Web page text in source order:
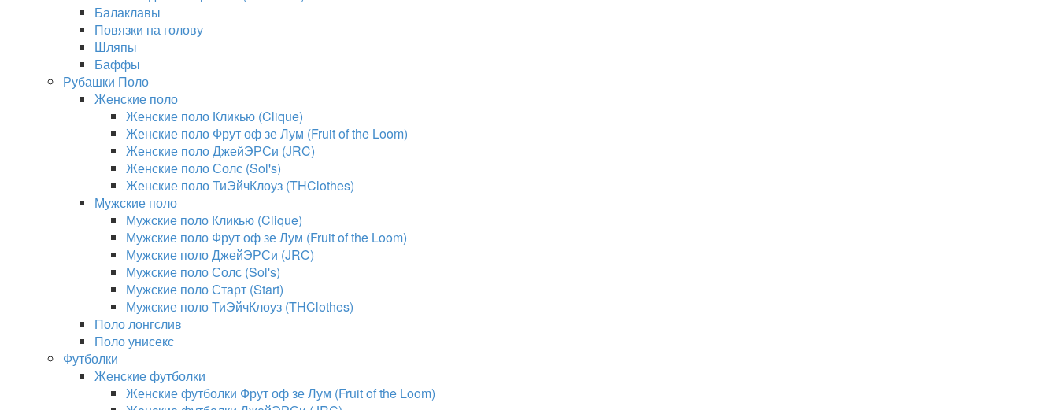
Балаклавы
Повязки на голову
Шляпы
Баффы
Рубашки Поло
Женские поло
Женские поло Кликью (Clique)
Женские поло Фрут оф зе Лум (Fruit of the Loom)
Женские поло ДжейЭРСи (JRC)
Женские поло Солс (Sol's)
Женские поло ТиЭйчКлоуз (THClothes)
Мужские поло
Мужские поло Кликью (Clique)
Мужские поло Фрут оф зе Лум (Fruit of the Loom)
Мужские поло ДжейЭРСи (JRC)
Мужские поло Солс (Sol's)
Мужские поло Старт (Start)
Мужские поло ТиЭйчКлоуз (THClothes)
Поло лонгслив
Поло унисекс
Футболки
Женские футболки
Женские футболки Фрут оф зе Лум (Fruit of the Loom)